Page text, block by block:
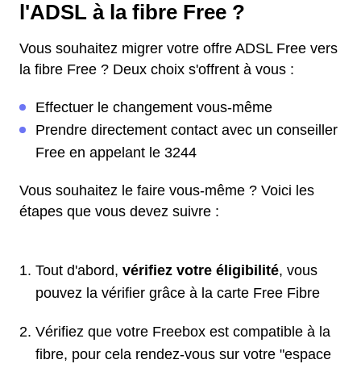
l'ADSL à la fibre Free ?
Vous souhaitez migrer votre offre ADSL Free vers
la fibre Free ? Deux choix s'offrent à vous :
Effectuer le changement vous-même
Prendre directement contact avec un conseiller
Free en appelant le 3244
Vous souhaitez le faire vous-même ? Voici les
étapes que vous devez suivre :
Tout d'abord, vérifiez votre éligibilité, vous
pouvez la vérifier grâce à la carte Free Fibre
Vérifiez que votre Freebox est compatible à la
fibre, pour cela rendez-vous sur votre "espace